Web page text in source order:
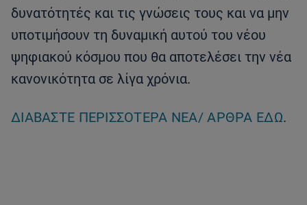
δυνατότητές και τις γνώσεις τους και να μην
υποτιμήσουν τη δυναμική αυτού του νέου
ψηφιακού κόσμου που θα αποτελέσει την νέα
κανονικότητα σε λίγα χρόνια.
ΔΙΑΒΆΣΤΕ ΠΕΡΙΣΣΌΤΕΡΑ ΝΈΑ/ ΆΡΘΡΑ ΕΔΏ.